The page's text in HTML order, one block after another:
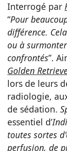
Interrogé par
“Pour
différence.
ou à
confrontés”.
Golden
lors de leurs
radiologie,
de sédation.
essentiel d’Indi
toutes sortes
perfusion, de